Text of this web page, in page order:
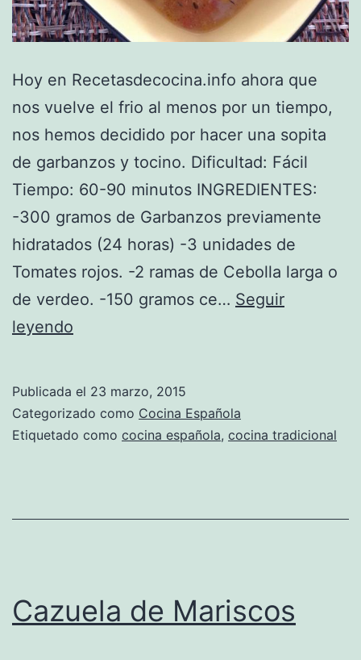
Hoy en Recetasdecocina.info ahora que
nos vuelve el frio al menos por un tiempo,
nos hemos decidido por hacer una sopita
de garbanzos y tocino. Dificultad: Fácil
Tiempo: 60-90 minutos INGREDIENTES:
-300 gramos de Garbanzos previamente
hidratados (24 horas) -3 unidades de
Tomates rojos. -2 ramas de Cebolla larga o
de verdeo. -150 gramos ce… Seguir
leyendo
y
tocino
Publicada el 23 marzo, 2015
Categorizado como Cocina Española
Etiquetado como cocina española, cocina tradicional
Cazuela de Mariscos